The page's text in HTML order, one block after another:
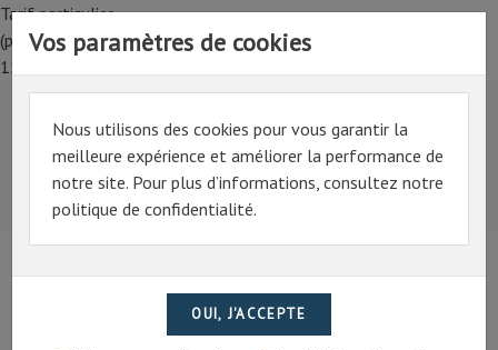
Tarif particulier,
(professionnel, connectez-vous pour bénéficier de la remise de
15%)
Tarif particulier,
(professionnel, connectez-vous pour bénéficier de la
remise de 15%)
07 69 94 13 47
Vos paramètres de cookies
Nous utilisons des cookies pour vous garantir la
meilleure expérience et améliorer la performance de
notre site. Pour plus d’informations, consultez notre
politique de confidentialité.